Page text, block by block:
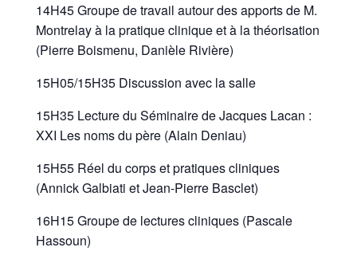
14H45 Groupe de travail autour des apports de M.
Montrelay à la pratique clinique et à la théorisation
(Pierre Boismenu, Danièle Rivière)
15H05/15H35 Discussion avec la salle
15H35 Lecture du Séminaire de Jacques Lacan :
XXI Les noms du père (Alain Deniau)
15H55 Réel du corps et pratiques cliniques
(Annick Galbiati et Jean-Pierre Basclet)
16H15 Groupe de lectures cliniques (Pascale
Hassoun)